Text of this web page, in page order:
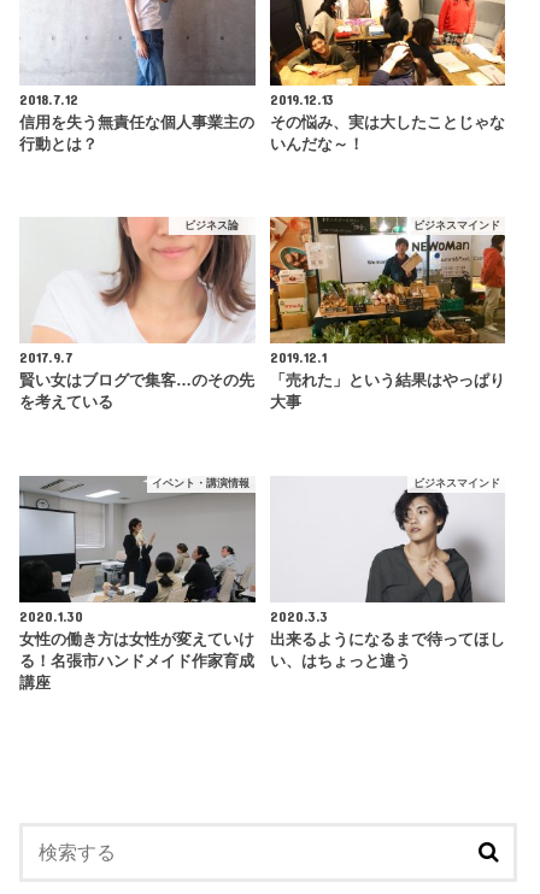
2018.7.12
信用を失う無責任な個人事業主の
行動とは？
2019.12.13
その悩み、実は大したことじゃな
いんだな～！
ビジネス論
2017.9.7
賢い女はブログで集客…のその先
を考えている
ビジネスマインド
2019.12.1
「売れた」という結果はやっぱり
大事
イベント・講演情報
2020.1.30
女性の働き方は女性が変えていけ
る！名張市ハンドメイド作家育成
講座
ビジネスマインド
2020.3.3
出来るようになるまで待ってほし
い、はちょっと違う